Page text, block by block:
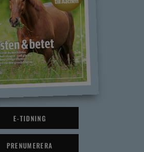
E-TIDNING
PRENUMERERA